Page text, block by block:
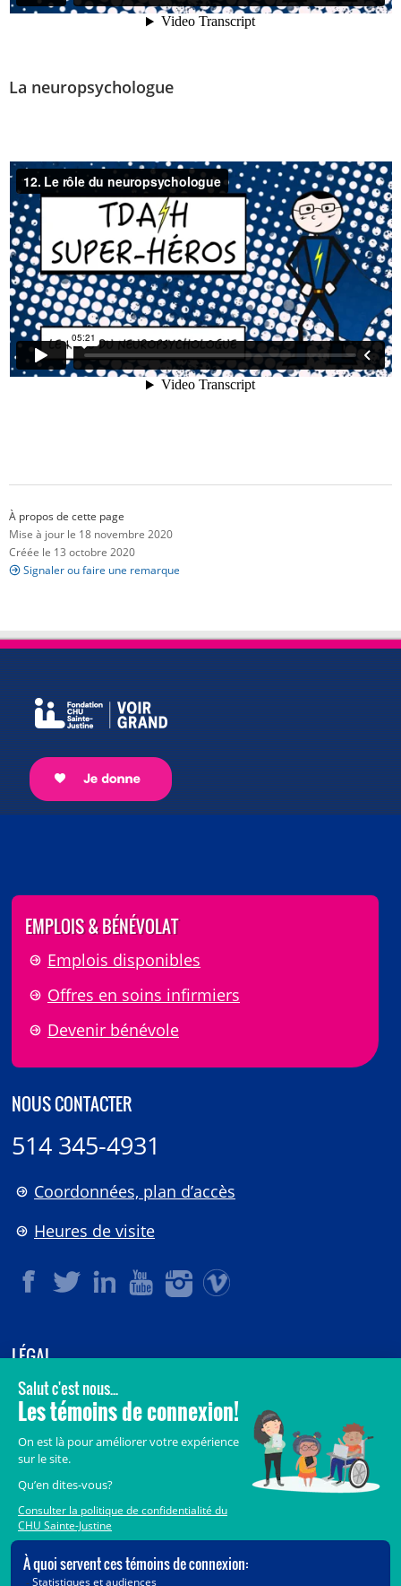
La neuropsychologue
À propos de cette page
Mise à jour le 18 novembre 2020
Créée le 13 octobre 2020
Signaler ou faire une remarque
EMPLOIS & BÉNÉVOLAT
Emplois disponibles
Offres en soins infirmiers
Devenir bénévole
NOUS CONTACTER
514 345-4931
Coordonnées, plan d’accès
Heures de visite
LÉGAL
© 2006-2026CHU Sainte-Justine.
Tous droits réservés.
Crédits
Accès aux documents des organismes publics